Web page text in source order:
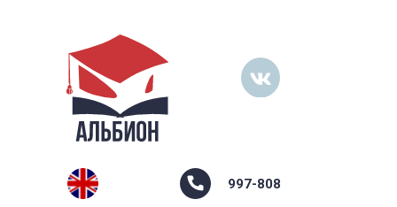
997-808